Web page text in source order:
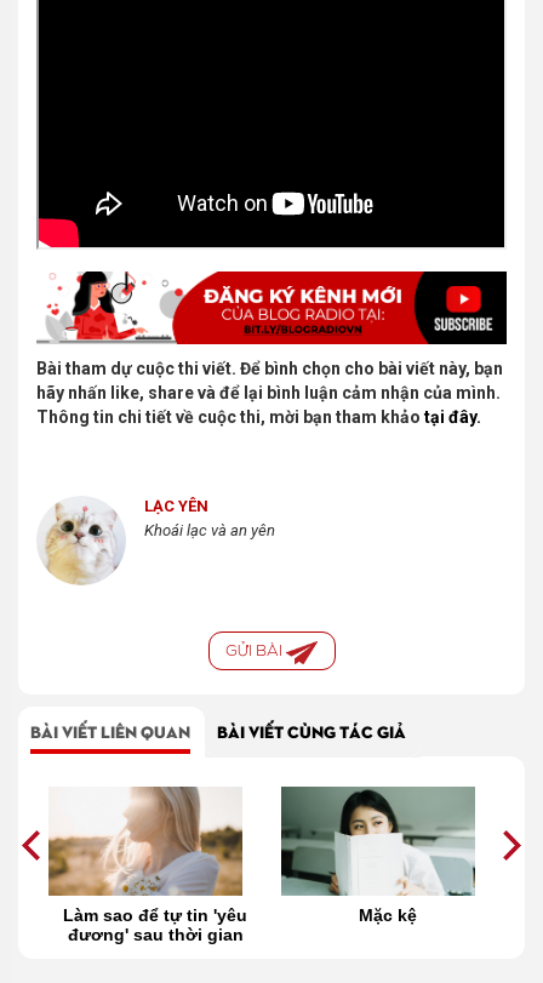
Bài tham dự cuộc thi viết. Để bình chọn cho bài viết này, bạn
hãy nhấn like, share và để lại bình luận cảm nhận của mình.
Thông tin chi tiết về cuộc thi, mời bạn tham khảo tại đây.
LẠC YÊN
Khoái lạc và an yên
GỬI BÀI
BÀI VIẾT LIÊN QUAN BÀI VIẾT CÙNG TÁC GIẢ
Làm sao để tự tin 'yêu
đương' sau thời gian
Mặc kệ